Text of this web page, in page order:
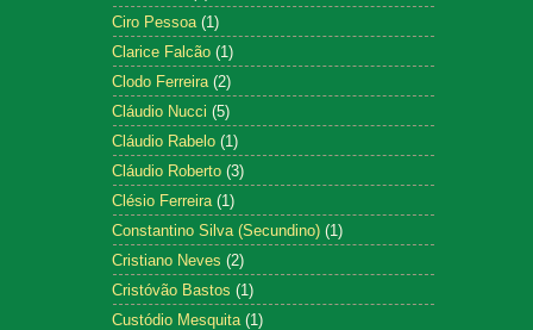
Ciro Pessoa (1)
Clarice Falcão (1)
Clodo Ferreira (2)
Cláudio Nucci (5)
Cláudio Rabelo (1)
Cláudio Roberto (3)
Clésio Ferreira (1)
Constantino Silva (Secundino) (1)
Cristiano Neves (2)
Cristóvão Bastos (1)
Custódio Mesquita (1)